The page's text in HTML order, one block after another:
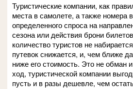
Туристические компании, как
места в самолете, а также номера
определенного спроса на
сезона или действия брони
количество туристов не
путевок снижается, и, чем ближе
ниже его стоимость. Это не обман
ход, туристической компании
пусть и в разы дешевле, чем